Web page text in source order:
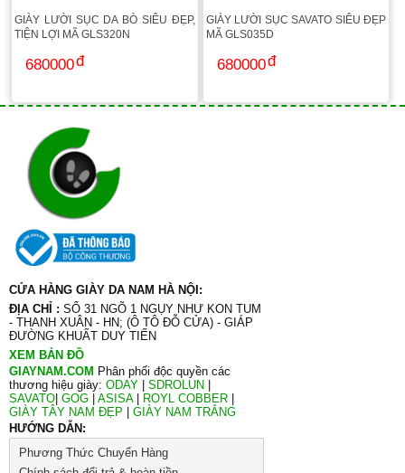
GIÀY LƯỜI SỤC DA BÒ SIÊU ĐẸP,
TIỆN LỢI MÃ GLS320N
680000
GIÀY LƯỜI SỤC SAVATO SIÊU ĐẸP
MÃ GLS035D
680000
CỬA HÀNG GIÀY DA NAM HÀ NỘI:
ĐỊA CHỈ : SỐ 31 NGÕ 1 NGỤY NHƯ KON TUM
- THANH XUÂN - HN; (Ô TÔ ĐỖ CỬA) - GIÁP
ĐƯỜNG KHUẤT DUY TIẾN
XEM BẢN ĐỒ
GIAYNAM.COM Phân phối độc quyền các
thương hiệu giày: ODAY | SDROLUN |
SAVATO| GOG | ASISA| ROYL COBBER |
GIÀY TÂY NAM ĐẸP | GIÀY NAM TRẮNG
HƯỚNG DẪN:
Phương Thức Chuyển Hàng